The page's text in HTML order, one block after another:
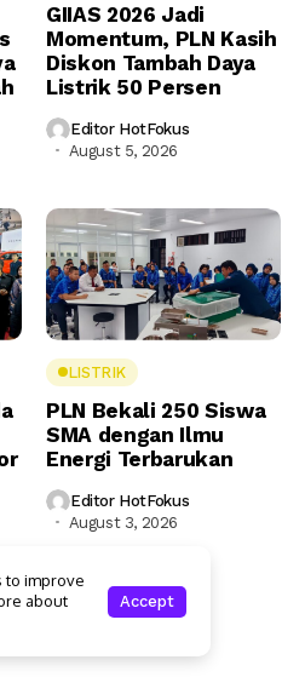
GIIAS 2026 Jadi
Momentum, PLN Kasih
Diskon Tambah Daya
Listrik 50 Persen
Editor HotFokus
August 5, 2026
LISTRIK
PLN Bekali 250 Siswa
SMA dengan Ilmu
Energi Terbarukan
Editor HotFokus
August 3, 2026
| All rights reserved
to improve
about
Accept